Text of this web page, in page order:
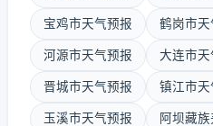
宝鸡市天气预报 鹤岗市天
河源市天气预报 大连市天
晋城市天气预报 镇江市天
玉溪市天气预报 阿坝藏